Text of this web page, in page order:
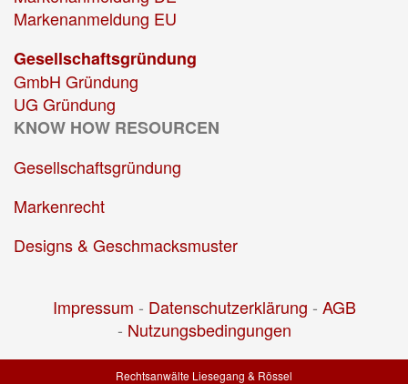
Markenanmeldung EU
Gesellschaftsgründung
GmbH Gründung
UG Gründung
KNOW HOW RESOURCEN
Gesellschaftsgründung
Markenrecht
Designs & Geschmacksmuster
Impressum - Datenschutzerklärung - AGB
- Nutzungsbedingungen
Rechtsanwälte Liesegang & Rössel